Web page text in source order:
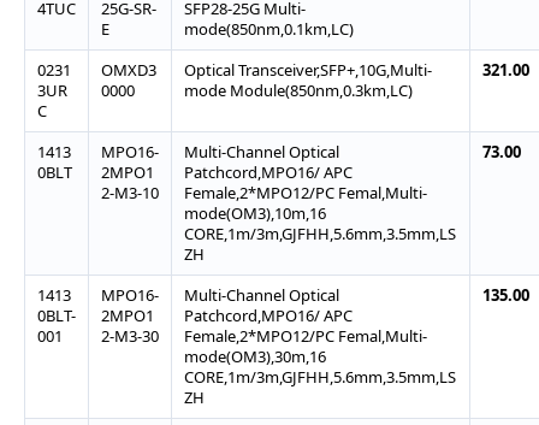
4TUC
25G-SR-
E
SFP28-25G Multi-
mode(850nm,0.1km,LC)
0231
3UR
C
OMXD3
0000
Optical Transceiver,SFP+,10G,Multi-
mode Module(850nm,0.3km,LC)
321.00
1413
0BLT
MPO16-
2MPO1
2-M3-10
Multi-Channel Optical
Patchcord,MPO16/ APC
Female,2*MPO12/PC Femal,Multi-
mode(OM3),10m,16
CORE,1m/3m,GJFHH,5.6mm,3.5mm,LS
ZH
73.00
1413
0BLT-
001
MPO16-
2MPO1
2-M3-30
Multi-Channel Optical
Patchcord,MPO16/ APC
Female,2*MPO12/PC Femal,Multi-
mode(OM3),30m,16
CORE,1m/3m,GJFHH,5.6mm,3.5mm,LS
ZH
135.00